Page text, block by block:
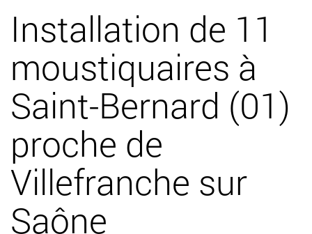
Métal Stores
Journal
Contact
Installation de 11
moustiquaires à
Saint-Bernard (01)
proche de
Villefranche sur
Saône